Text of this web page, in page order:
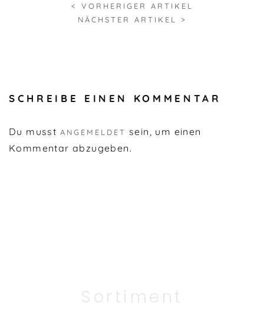
< VORHERIGER ARTIKEL
NÄCHSTER ARTIKEL >
SCHREIBE EINEN KOMMENTAR
Du musst ANGEMELDET sein, um einen
Kommentar abzugeben.
Sortiment